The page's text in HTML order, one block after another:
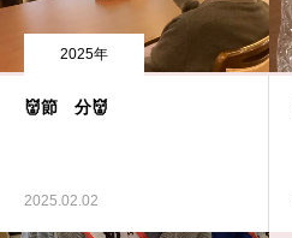
2025年
👹節 分👹
2025.02.02